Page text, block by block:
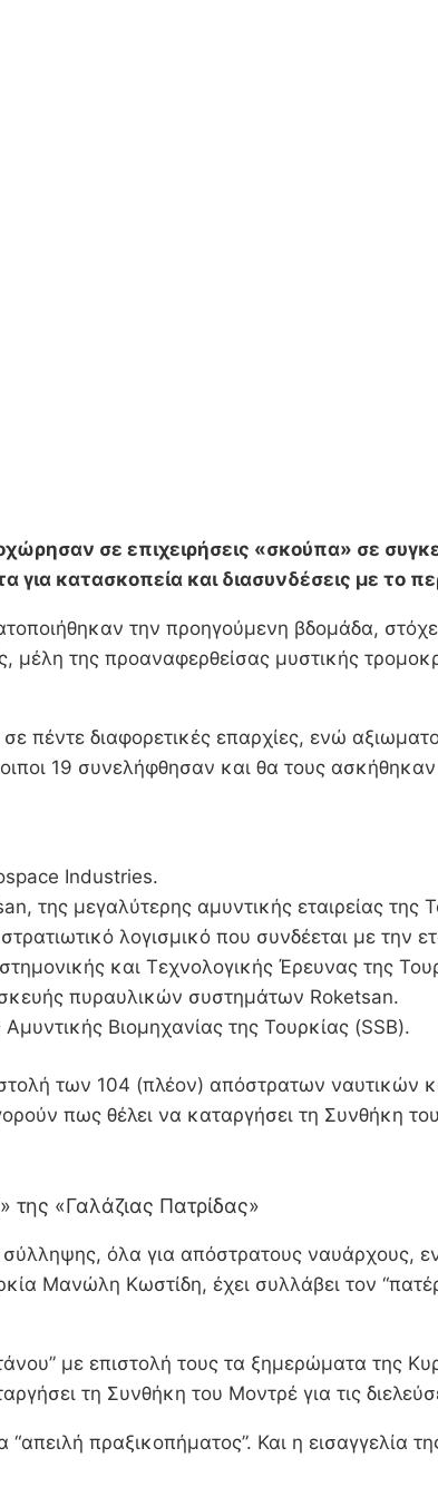
σε επιχειρήσεις «σκούπα» σε
κατασκοπεία και διασυνδέσεις με το
την προηγούμενη βδομάδα,
μέλη της προαναφερθείσας μυστικής
πέντε διαφορετικές επαρχίες, ενώ
19 συνελήφθησαν και θα τους ασκήθηκαν
Industries.
της μεγαλύτερης αμυντικής εταιρείας της
λογισμικό που συνδέεται με την
και Τεχνολογικής Έρευνας της
πυραυλικών συστημάτων Roketsan.
Βιομηχανίας της Τουρκίας (SSB).
των 104 (πλέον) απόστρατων ναυτικών
πως θέλει να καταργήσει τη Συνθήκη
της «Γαλάζιας Πατρίδας»
όλα για απόστρατους ναυάρχους,
Μανώλη Κωστίδη, έχει συλλάβει τον
με επιστολή τους τα ξημερώματα της
τη Συνθήκη του Μοντρέ για τις
πραξικοπήματος”. Και η εισαγγελία